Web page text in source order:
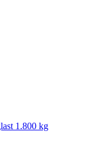
1.800 kg